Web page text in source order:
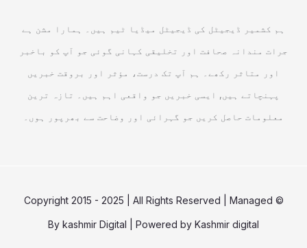
ہم کشمیر ڈیجیٹل کی ڈیجیٹل میڈیا ٹیم ہیں۔ ہمارا مشن ہے
جرات مندانہ صحافت اور تخلیقی کہانی گوئی جو آپ کو باخبر
اور متاثر رکھے۔ ہم آپ تک درست، مؤثر اور بروقت خبریں
پہنچاتے ہیں, ایسی خبریں جو واقعی اہم ہیں۔ تازہ ترین
معلومات حاصل کریں جو گہرائی اور وضاحت سے بھرپور ہوں۔
© Copyright 2015 - 2025 | All Rights Reserved | Managed
By kashmir Digital | Powered by Kashmir digital